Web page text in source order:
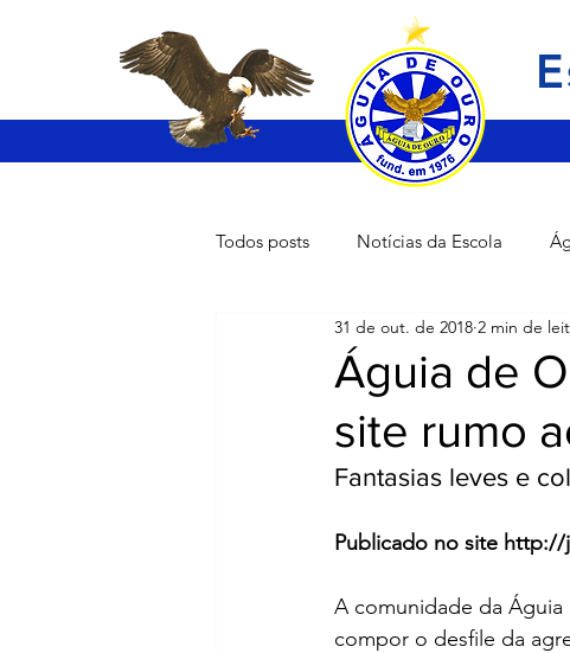
Todos posts Notícias da Escola
Águia de
site rumo
31 de out. de 2018 2 min de
Fantasias leves e
Publicado no site
A comunidade da
compor o desfile da